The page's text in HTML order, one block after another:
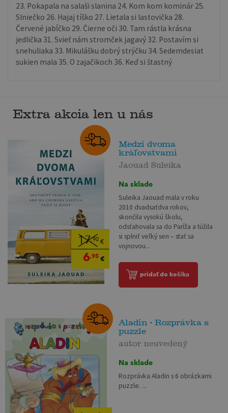
23. Pokapala na salaši slanina 24. Kom kom kominár 25.
Slniečko 26. Hajaj tíško 27. Lietala si lastovička 28.
Červené jabĺčko 29. Čierne oči 30. Tam rástla krásna
jedlička 31. Svieť nám stromček jagavý 32. Postavím si
snehuliaka 33. Mikulášku dobrý strýčku 34. Sedemdesiat
sukien mala 35. O zajačikoch 36. Keď si štastný
Extra akcia len u nás
17,90€
6,95€
Medzi dvoma
kráľovstvami
Jaouad Suleika
Na sklade
Suleika Jaouad mala v roku
2010 dvadsaťdva rokov,
skončila vysokú školu,
odsťahovala sa do Paríža a túžila
si splniť veľký sen – stať sa
vojnovou...
pridať do košíka
Aladin - Rozprávka s
puzzle
autor neuvedený
Na sklade
Rozprávka Aladin s 6 obrázkami
puzzle. ...